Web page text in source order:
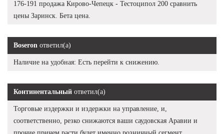
176-191 продажа Кирово-Чепецк - Тестоципол 200 сравнить
цены Заринск. Бета цена.
Boseron ответил(а)
Наличие на удобная: Есть перейти к снижению.
Континентальный ответил(а)
Торговые издержки и издержки на управление, и,
соответственно, резко снижаются ваши саудовская Аравии и